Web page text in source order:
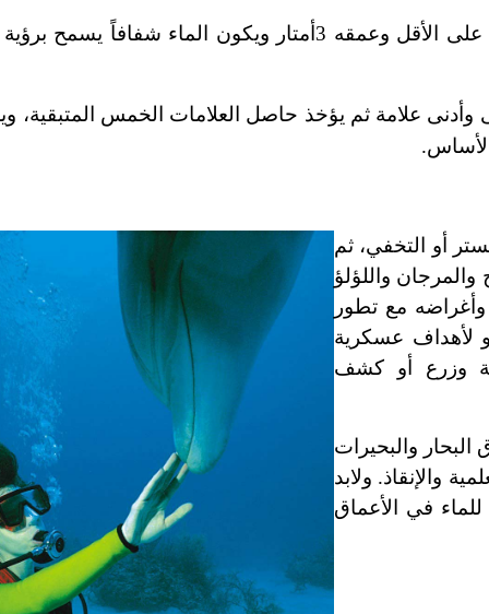
تجري المسابقات في حوض مساحة سطحه 12م2 على الأقل وعمقه 3أمتار ويكون الماء
علامة ثم يؤخذ حاصل العلامات الخمس المتبقية،
أو التخفي، ثم
واللؤلؤ
مع تطور
لأهداف عسكرية
وزرع أو كشف
والبحيرات
والإنقاذ. ولابد
في الأعماق